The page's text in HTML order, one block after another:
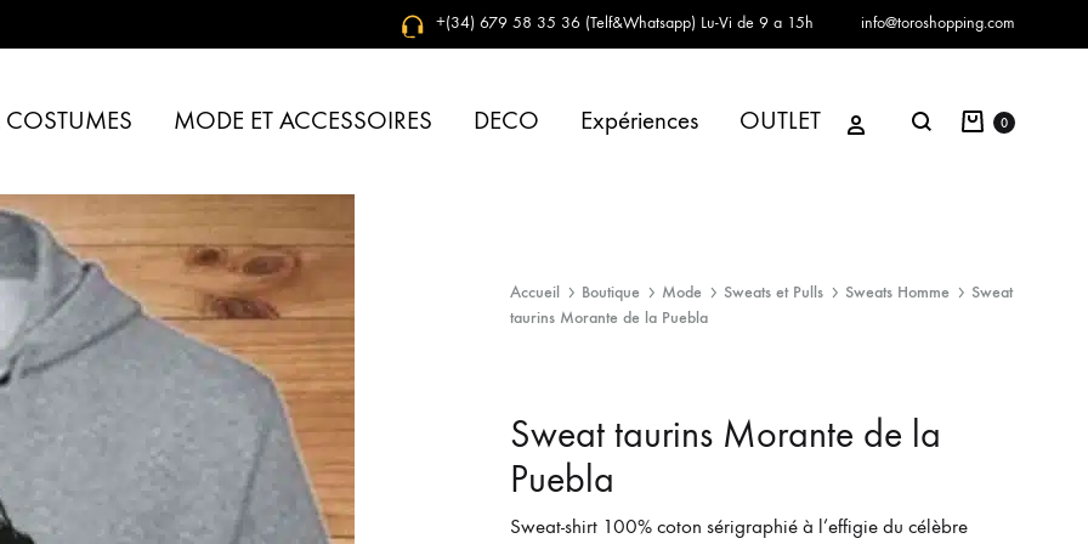
+(34) 679 58 35 36 (Telf&Whatsapp) Lu-Vi de 9 a 15h info@toroshopping.com
COSTUMES MODE ET ACCESSOIRES DECO Expériences OUTLET Se connecter
Chercher Panier
0
Accueil Boutique Mode Sweats et Pulls Sweats Homme
Sweat
taurins Morante de la Puebla
Sweat taurins Morante de la
Puebla
Sweat-shirt 100% coton sérigraphié à l’effigie du célèbre